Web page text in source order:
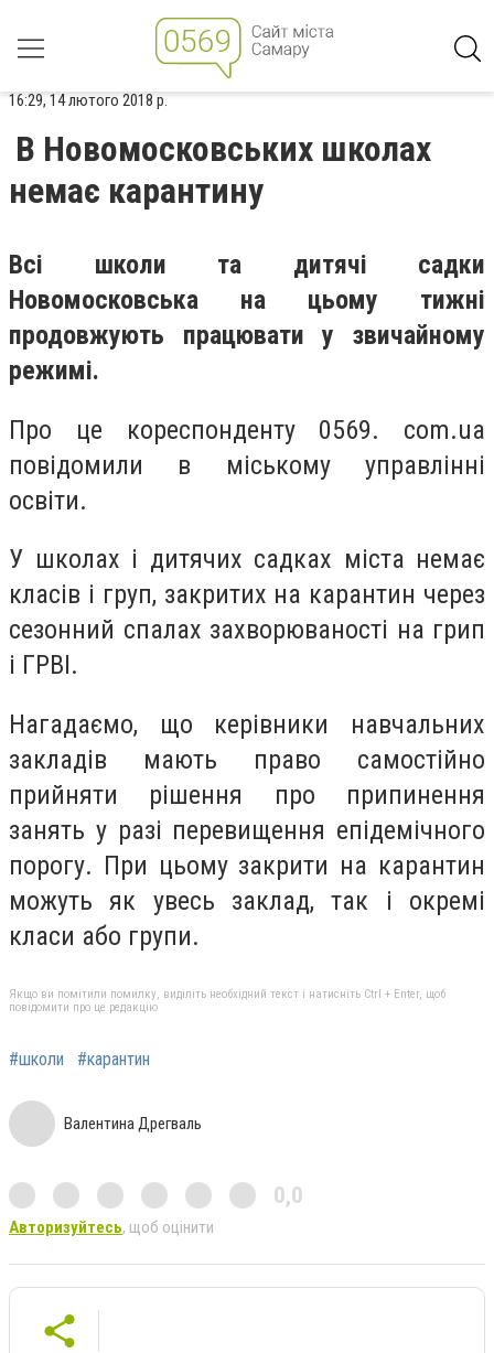
16:29, 14 лютого 2018 р.
В Новомосковських школах
немає карантину
Всі школи та дитячі садки
Новомосковська на цьому тижні
продовжують працювати у звичайному
режимі.
Про це кореспонденту 0569. com.ua
повідомили в міському управлінні
освіти.
У школах і дитячих садках міста немає
класів і груп, закритих на карантин через
сезонний спалах захворюваності на грип
і ГРВІ.
Нагадаємо, що керівники навчальних
закладів мають право самостійно
прийняти рішення про припинення
занять у разі перевищення епідемічного
порогу. При цьому закрити на карантин
можуть як увесь заклад, так і окремі
класи або групи.
Якщо ви помітили помилку, виділіть необхідний текст і натисніть Ctrl + Enter, щоб
повідомити про це редакцію
#школи #карантин
Валентина Дрегваль
0,0
Авторизуйтесь, щоб оцінити